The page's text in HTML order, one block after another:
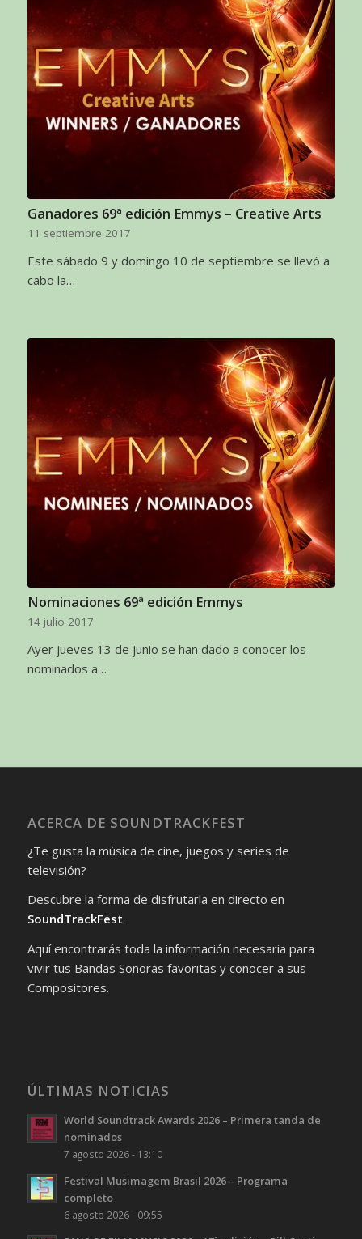
Ganadores 69ª edición Emmys – Creative Arts
11 septiembre 2017
Este sábado 9 y domingo 10 de septiembre se llevó a
cabo la…
Nominaciones 69ª edición Emmys
14 julio 2017
Ayer jueves 13 de junio se han dado a conocer los
nominados a…
ACERCA DE SOUNDTRACKFEST
¿Te gusta la música de cine, juegos y series de
televisión?
Descubre la forma de disfrutarla en directo en
SoundTrackFest.
Aquí encontrarás toda la información necesaria para
vivir tus Bandas Sonoras favoritas y conocer a sus
Compositores.
ÚLTIMAS NOTICIAS
World Soundtrack Awards 2026 – Primera tanda de
nominados
7 agosto 2026 - 13:10
Festival Musimagem Brasil 2026 – Programa
completo
6 agosto 2026 - 09:55